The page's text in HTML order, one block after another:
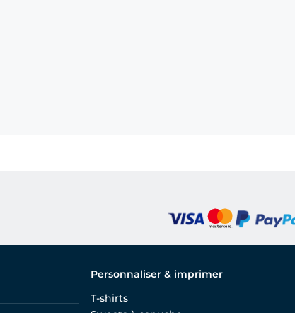
Personnaliser & imprimer
T-shirts